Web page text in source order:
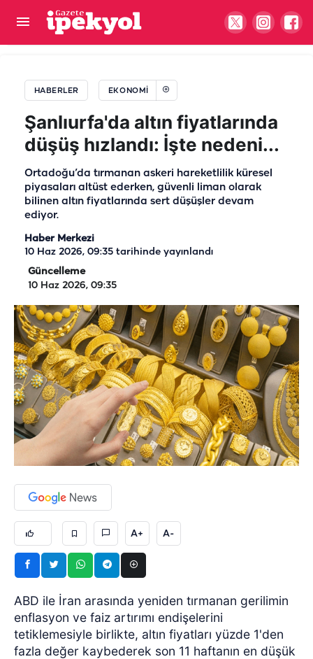
HABERLER EKONOMI
Şanlıurfa'da altın fiyatlarında
düşüş hızlandı: İşte nedeni...
Ortadoğu’da tırmanan askeri hareketlilik küresel
piyasaları altüst ederken, güvenli liman olarak
bilinen altın fiyatlarında sert düşüşler devam
ediyor.
Haber Merkezi
10 Haz 2026, 09:35 tarihinde yayınlandı
Güncelleme
10 Haz 2026, 09:35
A+ A-
ABD ile İran arasında yeniden tırmanan gerilimin
enflasyon ve faiz artırımı endişelerini
tetiklemesiyle birlikte, altın fiyatları yüzde 1'den
fazla değer kaybederek son 11 haftanın en düşük
Şanlıurfa’da altın resmen uçtu, yatırımcıların gözü